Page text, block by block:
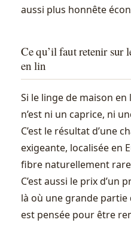
aussi plus honnête
Ce qu’il faut retenir sur
en lin
Si le linge de maison
n’est ni un caprice, ni
C’est le résultat d’une
exigeante, localisée en
fibre naturellement
C’est aussi le prix d’un
là où une grande
est pensée pour être